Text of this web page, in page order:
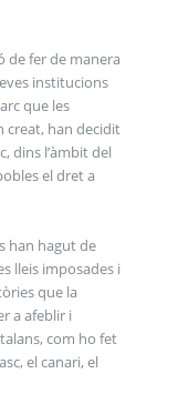
de fer de manera
institucions
que les
creat, han decidit
dins l’àmbit del
el dret a
han hagut de
lleis imposades i
que la
a afeblir i
com ho fet
el canari, el